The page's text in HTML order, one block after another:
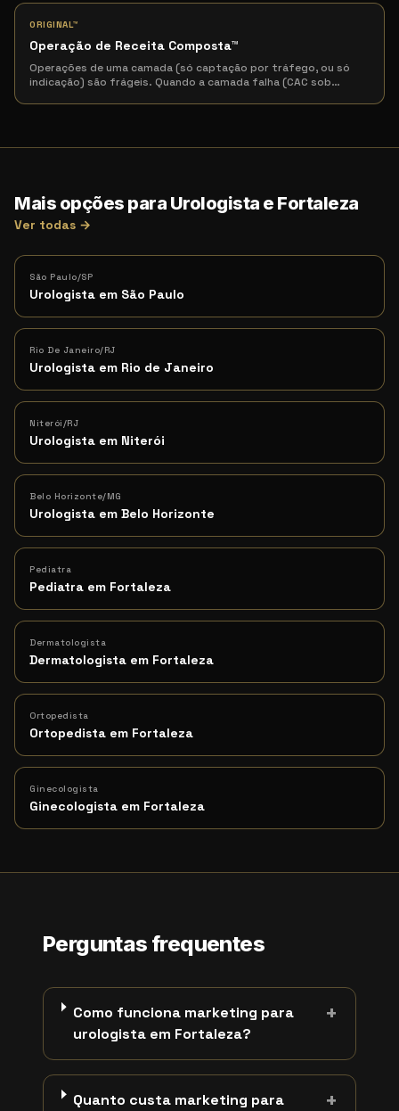
ORIGINAL™
Operação de Receita Composta™
Operações de uma camada (só captação por tráfego, ou só
indicação) são frágeis. Quando a camada falha (CAC sob…
Mais opções para Urologista e Fortaleza
Ver todas →
São Paulo/SP
Urologista em São Paulo
Rio De Janeiro/RJ
Urologista em Rio de Janeiro
Niterói/RJ
Urologista em Niterói
Belo Horizonte/MG
Urologista em Belo Horizonte
Pediatra
Pediatra em Fortaleza
Dermatologista
Dermatologista em Fortaleza
Ortopedista
Ortopedista em Fortaleza
Ginecologista
Ginecologista em Fortaleza
Perguntas frequentes
Como funciona marketing para
urologista em Fortaleza?
+
Quanto custa marketing para +